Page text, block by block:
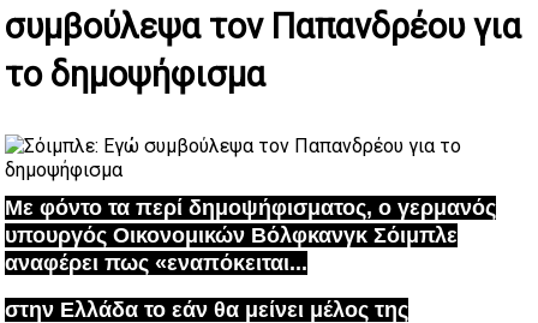
συμβούλεψα τον Παπανδρέου για
το δημοψήφισμα
Με φόντο τα περί δημοψήφισματος, ο γερμανός
υπουργός Οικονομικών Βόλφκανγκ Σόιμπλε
αναφέρει πως «εναπόκειται...
στην Ελλάδα το εάν θα μείνει μέλος της